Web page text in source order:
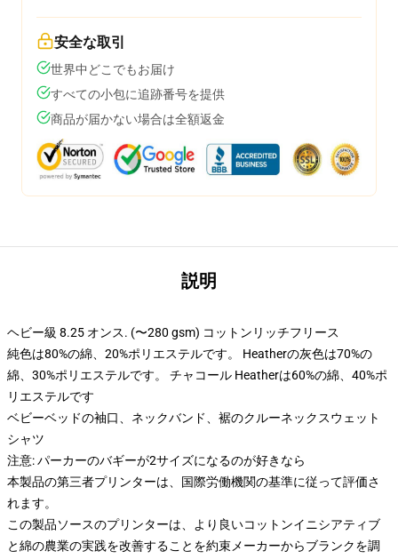
安全な取引
世界中どこでもお届け
すべての小包に追跡番号を提供
商品が届かない場合は全額返金
説明
ヘビー級 8.25 オンス. (〜280 gsm) コットンリッチフリース
純色は80%の綿、20%ポリエステルです。 Heatherの灰色は70%の
綿、30%ポリエステルです。 チャコール Heatherは60%の綿、40%ポ
リエステルです
ベビーベッドの袖口、ネックバンド、裾のクルーネックスウェット
シャツ
注意: パーカーのバギーが2サイズになるのが好きなら
本製品の第三者プリンターは、国際労働機関の基準に従って評価さ
れます。
この製品ソースのプリンターは、より良いコットンイニシアティブ
と綿の農業の実践を改善することを約束メーカーからブランクを調